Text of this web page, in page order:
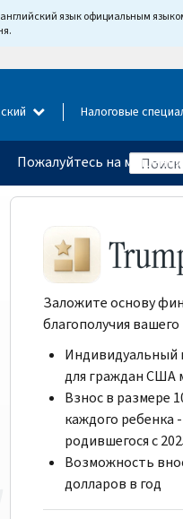
язык официальным
Налоговые
Пожалуйтесь на
Заложите основу
благополучия
Индивидуальный
для граждан США
Взнос в размере
каждого
родившегося с
Возможность
долларов в год